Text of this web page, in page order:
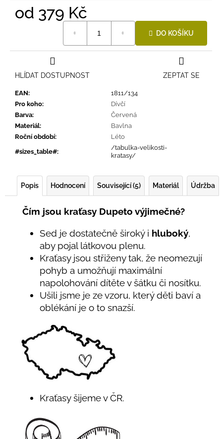
od 379 Kč
DO KOŠÍKU
EAN:
1811/134
Pro koho:
Dívčí
Barva:
Červená
Materiál:
Bavlna
Roční období:
Léto
#sizes_table#:
/tabulka-velikosti-
kratasy/
ZEPTAT SE
HLÍDAT DOSTUPNOST
Popis Hodnocení Související (5) Materiál Údržba
Čím jsou kraťasy Dupeto výjimečné?
Sed je dostatečně široký i hluboký,
aby pojal látkovou plenu.
Kraťasy jsou střiženy tak, že neomezují
pohyb a umožňují maximální
napolohování dítěte v šátku či nosítku.
Ušili jsme je ze vzoru, který děti baví a
oblékání je o to snazší.
Kraťasy šijeme v ČR.